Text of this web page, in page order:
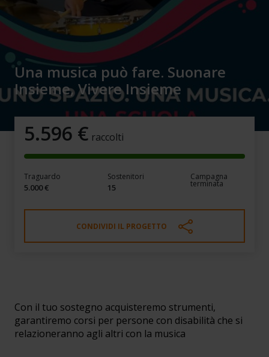
Una musica può fare. Suonare
Insieme, Vivere Insieme
5.596 € raccolti
Traguardo
5.000 €
Sostenitori
15
Campagna
terminata
CONDIVIDI IL PROGETTO
Con il tuo sostegno acquisteremo strumenti,
garantiremo corsi per persone con disabilità che si
relazioneranno agli altri con la musica